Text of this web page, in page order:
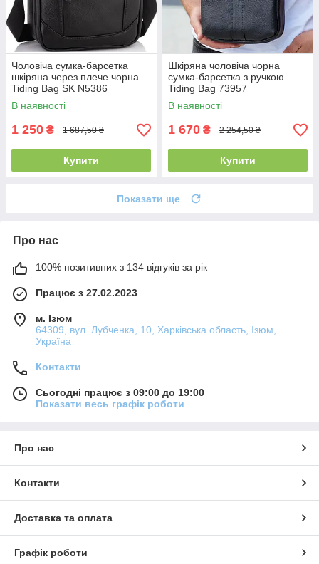
Чоловіча сумка-барсетка
шкіряна через плече чорна
Tiding Bag SK N5386
В наявності
1 250 ₴ 1 687,50 ₴
Купити
Шкіряна чоловіча чорна
сумка-барсетка з ручкою
Tiding Bag 73957
В наявності
1 670 ₴ 2 254,50 ₴
Купити
Показати ще
Про нас
100% позитивних з 134 відгуків за рік
Працює з 27.02.2023
м. Ізюм
64309, вул. Лубченка, 10, Харківська область, Ізюм,
Україна
Контакти
Сьогодні працює з 09:00 до 19:00
Показати весь графік роботи
Про нас
Контакти
Доставка та оплата
Графік роботи